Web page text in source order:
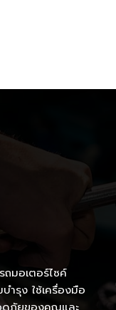
ถมอเตอร์ไซค์
ำรุง ใช้เครื่องมือ